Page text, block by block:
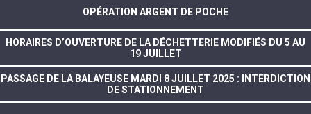
OPÉRATION ARGENT DE POCHE
HORAIRES D’OUVERTURE DE LA DÉCHETTERIE MODIFIÉS DU 5 AU
19 JUILLET
PASSAGE DE LA BALAYEUSE MARDI 8 JUILLET 2025 : INTERDICTION
DE STATIONNEMENT